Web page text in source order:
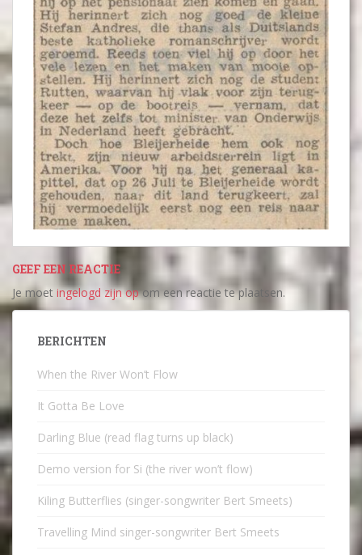
GEEF EEN REACTIE
Je moet ingelogd zijn opom een reactie te plaatsen.
BERICHTEN
When the River Won’t Flow
It Gotta Be Love
Darling Blue (read flag turns up black)
Demo version for Si (the river won’t flow)
Kiling Butterflies (singer-songwriter Bert Smeets)
Travelling Mind singer-songwriter Bert Smeets